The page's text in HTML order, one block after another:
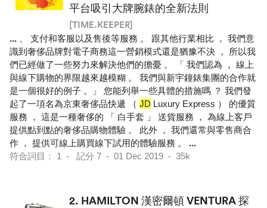
平台吸引大牌腕錶的全新法則
[TIME.KEEPER]
... 、 支付和客服以及售後等服務 。 跟其他行業相比 ， 我們意
識到奢侈品牌對電子商務這一營銷模式還是猶豫不決 ， 所以我
們已經做了一些努力來解決他們的擔憂 。 「 我們認為 ， 線上
與線下購物的界限越來越模糊 。 我們與新宇鐘錶集團的合作就
是一個很好的例子 。」 您能列舉一些具體的措施嗎 ？ 我們發
起了一項名為京東奢侈品快遞 （ JD Luxury Express ） 的優質
服務 ， 這是一種奢侈的 「 白手套 」 送貨服務 ， 為線上客戶
提供點到點的奢侈品購物體驗 。 此外 ， 我們還常與零售商合
作 ， 提供可線上購買線下試用的體驗服務 。 ...
符合詞目： 1 - 記分 7 - 01 Dec 2019 - 35k
2. HAMILTON 漢密爾頓 VENTURA 探